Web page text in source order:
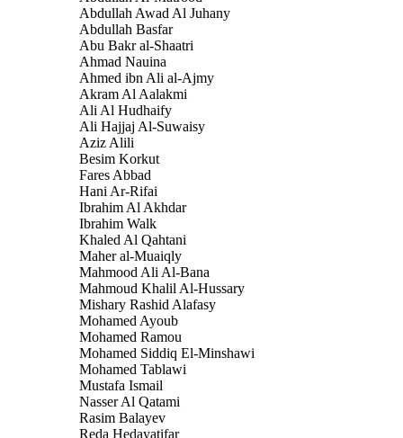
Abdullah Awad Al Juhany
Abdullah Basfar
Abu Bakr al-Shaatri
Ahmad Nauina
Ahmed ibn Ali al-Ajmy
Akram Al Aalakmi
Ali Al Hudhaify
Ali Hajjaj Al-Suwaisy
Aziz Alili
Besim Korkut
Fares Abbad
Hani Ar-Rifai
Ibrahim Al Akhdar
Ibrahim Walk
Khaled Al Qahtani
Maher al-Muaiqly
Mahmood Ali Al-Bana
Mahmoud Khalil Al-Hussary
Mishary Rashid Alafasy
Mohamed Ayoub
Mohamed Ramou
Mohamed Siddiq El-Minshawi
Mohamed Tablawi
Mustafa Ismail
Nasser Al Qatami
Rasim Balayev
Reda Hedayatifar